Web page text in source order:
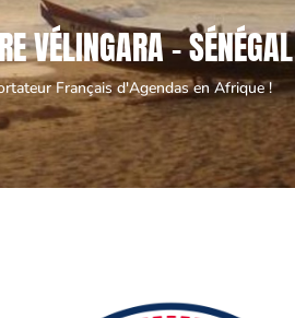
VÉLINGARA - SÉNÉGAL
Français d'Agendas en Afrique !